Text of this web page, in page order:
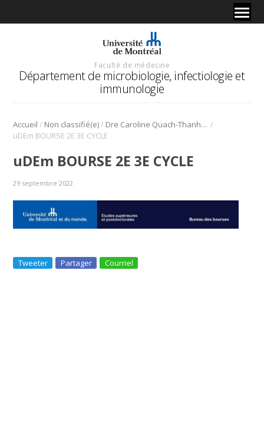
Faculté de médecine
Département de microbiologie, infectiologie et
immunologie
Accueil / Non classifié(e)/ Dre Caroline Quach-Thanh remporte un prix Femmes de mérite 2022 /
uDEm BOURSE 2E 3E CYCLE
uDEm BOURSE 2E 3E CYCLE
29 septembre 2022
Tweeter Partager Courriel